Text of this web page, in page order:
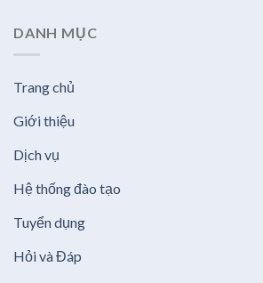
DANH MỤC
Trang chủ
Giới thiệu
Dịch vụ
Hệ thống đào tạo
Tuyển dụng
Hỏi và Đáp